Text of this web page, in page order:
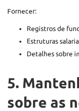
Fornecer:
Registros de
Estruturas
Detalhes sobre
5.
sobre as